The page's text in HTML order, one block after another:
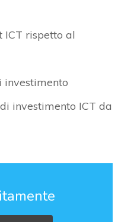
rispetto al
investimento
investimento ICT da